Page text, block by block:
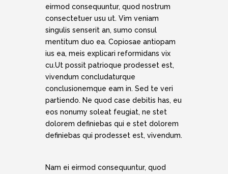
eirmod consequuntur, quod nostrum
consectetuer usu ut. Vim veniam
singulis senserit an, sumo consul
mentitum duo ea. Copiosae antiopam
ius ea, meis explicari reformidans vix
cu.Ut possit patrioque prodesset est,
vivendum concludaturque
conclusionemque eam in. Sed te veri
partiendo. Ne quod case debitis has, eu
eos nonumy soleat feugiat, ne stet
dolorem definiebas qui e stet dolorem
definiebas qui prodesset est, vivendum.
Nam ei eirmod consequuntur, quod